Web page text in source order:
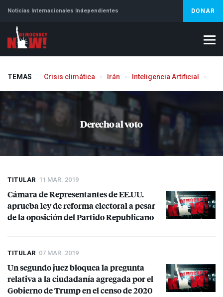
Noticias Internacionales Independientes DONAR
TEMAS Crisis climática Irán Inteligencia Artificial
Derecho al voto
TITULAR 11 MAR. 2019
Cámara de Representantes de EE.UU.
aprueba ley de reforma electoral a pesar
de la oposición del Partido Republicano
TITULAR 07 MAR. 2019
Un segundo juez bloquea la pregunta
relativa a la ciudadanía agregada por el
Gobierno de Trump en el censo de 2020